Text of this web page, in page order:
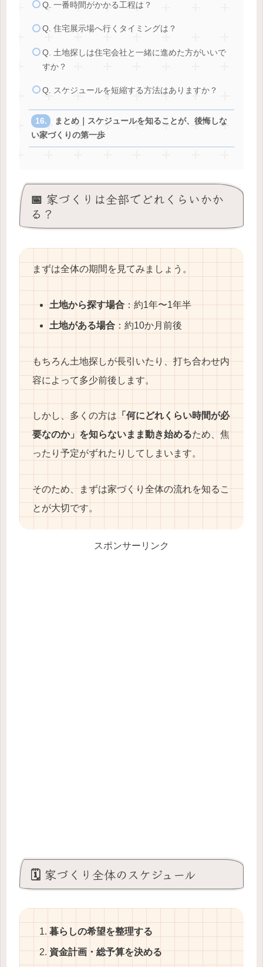
Q. 一番時間がかかる工程は？
Q. 住宅展示場へ行くタイミングは？
Q. 土地探しは住宅会社と一緒に進めた方がいいで
すか？
Q. スケジュールを短縮する方法はありますか？
まとめ｜スケジュールを知ることが、後悔しな
い家づくりの第一歩
📅 家づくりは全部でどれくらいかか
る？
まずは全体の期間を見てみましょう。
土地から探す場合：約1年〜1年半
土地がある場合 ：約10か月前後
もちろん土地探しが長引いたり、打ち合わせ内
容によって多少前後します。
しかし、多くの方は「何にどれくらい時間が必
要なのか」を知らないまま動き始めるため、焦
ったり予定がずれたりしてしまいます。
そのため、まずは家づくり全体の流れを知るこ
とが大切です。
スポンサーリンク
🗓 家づくり全体のスケジュール
暮らしの希望を整理する
資金計画・総予算を決める